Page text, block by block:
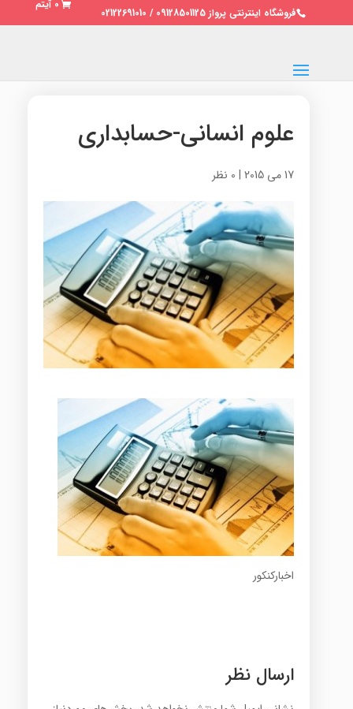
فروشگاه اینترنتی پرواز 09128501125 / 02122691010
0 آیتم
علوم انسانی-حسابداری
17 می 2015 | 0 نظر
اخبارکنکور
ارسال نظر